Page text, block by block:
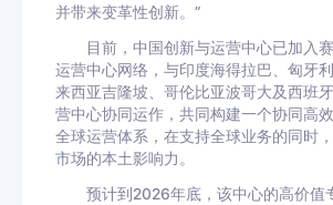
并带来变革性创新。”
目前，中国创新与运营中心已加入赛
运营中心网络，与印度海得拉巴、匈牙
来西亚吉隆坡、哥伦比亚波哥大及西班
营中心协同运作，共同构建一个协同高
全球运营体系，在支持全球业务的同时
市场的本土影响力。
预计到2026年底，该中心的高价值